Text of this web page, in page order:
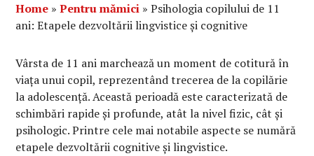
Home »Pentru mămici »Psihologia copilului de 11
ani: Etapele dezvoltării lingvistice și cognitive
Vârsta de 11 ani marchează un moment de cotitură în
viața unui copil, reprezentând trecerea de la copilărie
la adolescență. Această perioadă este caracterizată de
schimbări rapide și profunde, atât la nivel fizic, cât și
psihologic. Printre cele mai notabile aspecte se numără
etapele dezvoltării cognitive și lingvistice.